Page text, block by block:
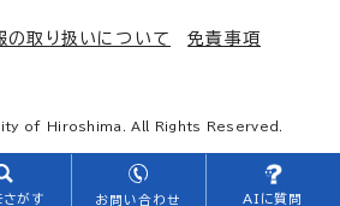
さがす お問い合わせ AIに質問
の取り扱いについて
免責事項
of Hiroshima. All Rights Reserved.